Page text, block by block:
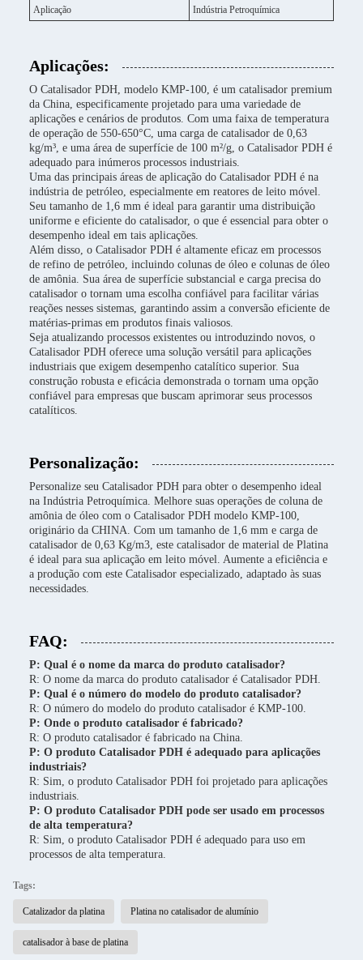
Aplicação Indústria Petroquímica
Aplicações:
O Catalisador PDH, modelo KMP-100, é um catalisador premium
da China, especificamente projetado para uma variedade de
aplicações e cenários de produtos. Com uma faixa de temperatura
de operação de 550-650°C, uma carga de catalisador de 0,63
kg/m³, e uma área de superfície de 100 m²/g, o Catalisador PDH é
adequado para inúmeros processos industriais.
Uma das principais áreas de aplicação do Catalisador PDH é na
indústria de petróleo, especialmente em reatores de leito móvel.
Seu tamanho de 1,6 mm é ideal para garantir uma distribuição
uniforme e eficiente do catalisador, o que é essencial para obter o
desempenho ideal em tais aplicações.
Além disso, o Catalisador PDH é altamente eficaz em processos
de refino de petróleo, incluindo colunas de óleo e colunas de óleo
de amônia. Sua área de superfície substancial e carga precisa do
catalisador o tornam uma escolha confiável para facilitar várias
reações nesses sistemas, garantindo assim a conversão eficiente de
matérias-primas em produtos finais valiosos.
Seja atualizando processos existentes ou introduzindo novos, o
Catalisador PDH oferece uma solução versátil para aplicações
industriais que exigem desempenho catalítico superior. Sua
construção robusta e eficácia demonstrada o tornam uma opção
confiável para empresas que buscam aprimorar seus processos
catalíticos.
Personalização:
Personalize seu Catalisador PDH para obter o desempenho ideal
na Indústria Petroquímica. Melhore suas operações de coluna de
amônia de óleo com o Catalisador PDH modelo KMP-100,
originário da CHINA. Com um tamanho de 1,6 mm e carga de
catalisador de 0,63 Kg/m3, este catalisador de material de Platina
é ideal para sua aplicação em leito móvel. Aumente a eficiência e
a produção com este Catalisador especializado, adaptado às suas
necessidades.
FAQ:
P: Qual é o nome da marca do produto catalisador?
R: O nome da marca do produto catalisador é Catalisador PDH.
P: Qual é o número do modelo do produto catalisador?
R: O número do modelo do produto catalisador é KMP-100.
P: Onde o produto catalisador é fabricado?
R: O produto catalisador é fabricado na China.
P: O produto Catalisador PDH é adequado para aplicações
industriais?
R: Sim, o produto Catalisador PDH foi projetado para aplicações
industriais.
P: O produto Catalisador PDH pode ser usado em processos
de alta temperatura?
R: Sim, o produto Catalisador PDH é adequado para uso em
processos de alta temperatura.
Tags:
Catalizador da platina Platina no catalisador de alumínio
catalisador à base de platina